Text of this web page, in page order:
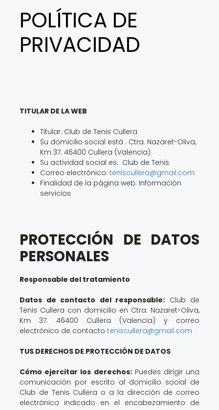
POLÍTICA DE
PRIVACIDAD
TITULAR DE LA WEB
Titular: Club de Tenis Cullera
Su domicilio social está : Ctra. Nazaret-Oliva,
Km 37. 46400 Cullera (Valencia)
Su actividad social es: Club de Tenis
Correo electrónico: teniscullera@gmail.com
Finalidad de la página web: Información
servicios
PROTECCIÓN DE DATOS
PERSONALES
Responsable del tratamiento
Datos de contacto del responsable: Club de
Tenis Cullera con domicilio en Ctra. Nazaret-Oliva,
Km 37. 46400 Cullera (Valencia) y correo
electrónico de contacto teniscullera@gmail.com
TUS DERECHOS DE PROTECCIÓN DE DATOS
Cómo ejercitar los derechos:Puedes dirigir una
comunicación por escrito al domicilio social de
Club de Tenis Cullera o a la dirección de correo
electrónico indicado en el encabezamiento de